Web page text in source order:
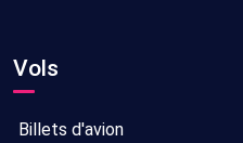
Vols
Billets d'avion